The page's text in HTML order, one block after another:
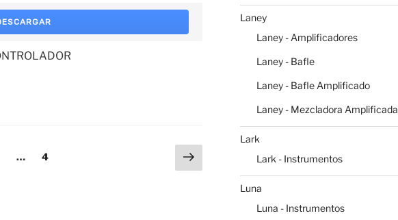
… Página
4
Siguiente
página
Laney
Laney - Amplificadores
Laney - Bafle
Laney - Bafle Amplificado
Laney - Mezcladora Amplificada
Lark
Lark - Instrumentos
Luna
Luna - Instrumentos